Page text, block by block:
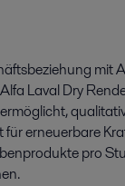
mit
Laval Dry
erneuerbare
pro